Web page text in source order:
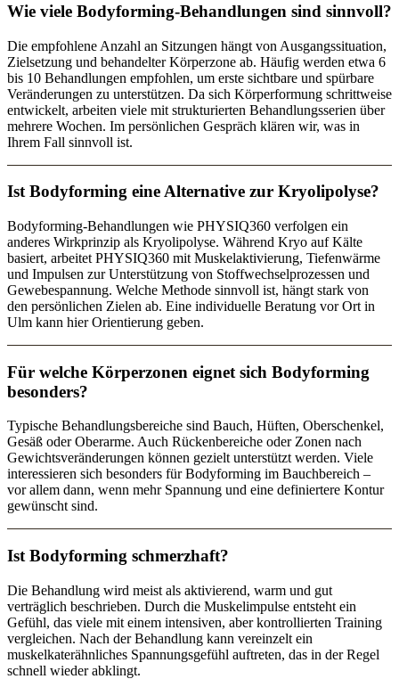
Wie viele Bodyforming-Behandlungen sind sinnvoll?
Die empfohlene Anzahl an Sitzungen hängt von Ausgangssituation,
Zielsetzung und behandelter Körperzone ab. Häufig werden etwa 6
bis 10 Behandlungen empfohlen, um erste sichtbare und spürbare
Veränderungen zu unterstützen. Da sich Körperformung schrittweise
entwickelt, arbeiten viele mit strukturierten Behandlungsserien über
mehrere Wochen. Im persönlichen Gespräch klären wir, was in
Ihrem Fall sinnvoll ist.
Ist Bodyforming eine Alternative zur Kryolipolyse?
Bodyforming-Behandlungen wie PHYSIQ360 verfolgen ein
anderes Wirkprinzip als Kryolipolyse. Während Kryo auf Kälte
basiert, arbeitet PHYSIQ360 mit Muskelaktivierung, Tiefenwärme
und Impulsen zur Unterstützung von Stoffwechselprozessen und
Gewebespannung. Welche Methode sinnvoll ist, hängt stark von
den persönlichen Zielen ab. Eine individuelle Beratung vor Ort in
Ulm kann hier Orientierung geben.
Für welche Körperzonen eignet sich Bodyforming
besonders?
Typische Behandlungsbereiche sind Bauch, Hüften, Oberschenkel,
Gesäß oder Oberarme. Auch Rückenbereiche oder Zonen nach
Gewichtsveränderungen können gezielt unterstützt werden. Viele
interessieren sich besonders für Bodyforming im Bauchbereich –
vor allem dann, wenn mehr Spannung und eine definiertere Kontur
gewünscht sind.
Ist Bodyforming schmerzhaft?
Die Behandlung wird meist als aktivierend, warm und gut
verträglich beschrieben. Durch die Muskelimpulse entsteht ein
Gefühl, das viele mit einem intensiven, aber kontrollierten Training
vergleichen. Nach der Behandlung kann vereinzelt ein
muskelkaterähnliches Spannungsgefühl auftreten, das in der Regel
schnell wieder abklingt.